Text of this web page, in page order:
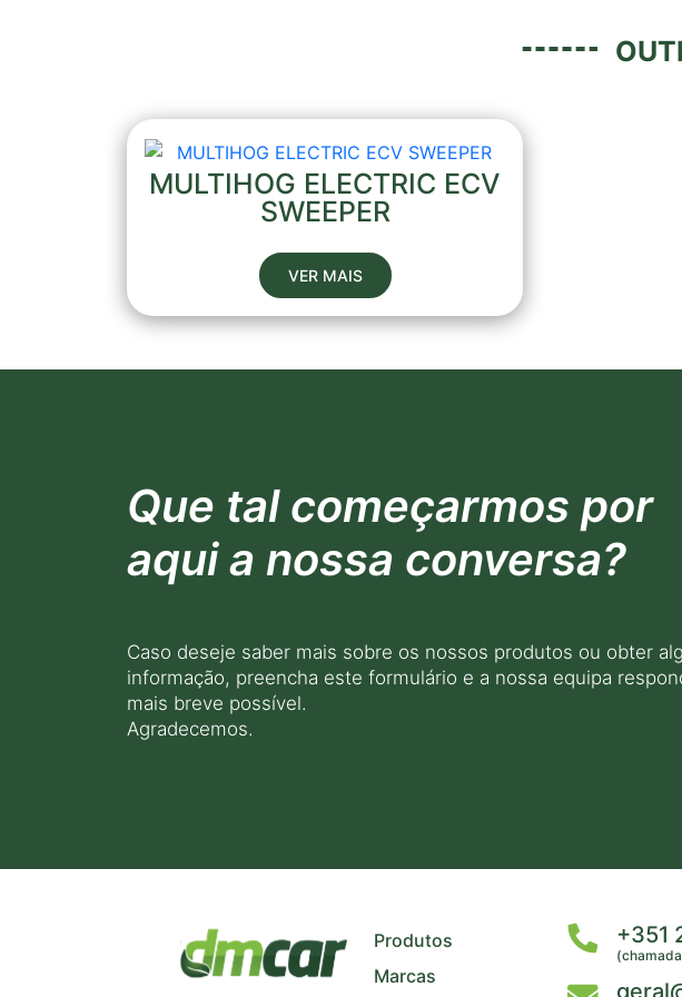
MULTIHOG ELECTRIC ECV
SWEEPER
VER MAIS
Que tal começarmos por
aqui a nossa conversa?
Caso deseje saber mais sobre os nossos produtos ou obter
informação, preencha este formulário e a nossa equipa
mais breve possível.
Agradecemos.
Produtos
Marcas
+351